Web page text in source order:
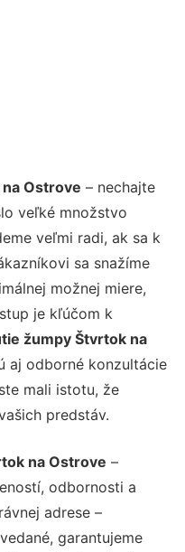
Ostrove – nechajte
veľké množstvo
veľmi radi, ak sa k
sa snažíme
možnej miere,
je kľúčom k
žumpy Štvrtok na
aj odborné konzultácie
mali istotu, že
predstáv.
na Ostrove –
odbornosti a
adrese –
garantujeme